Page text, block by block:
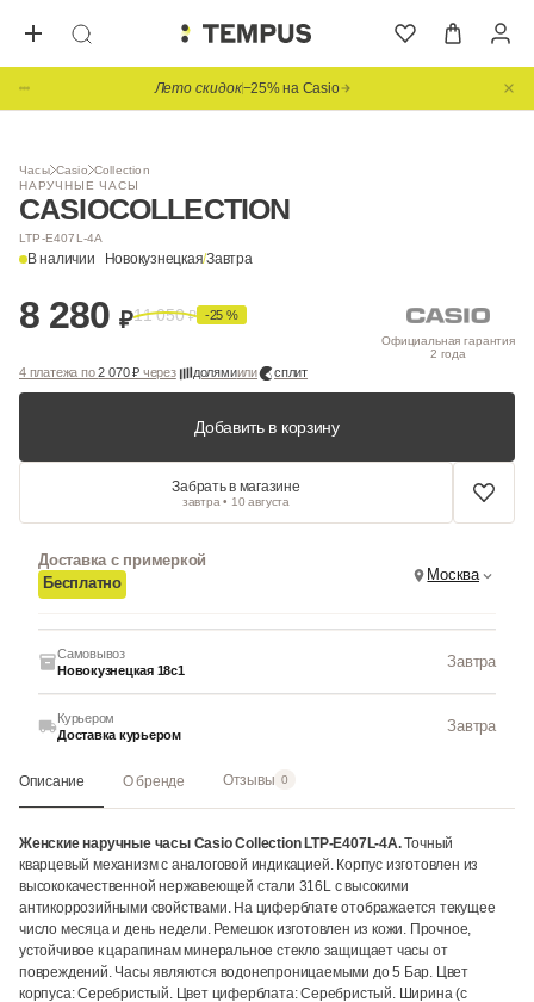
Лето скидок−25% на Casio
Часы Casio Collection
НАРУЧНЫЕ ЧАСЫ
CASIOCOLLECTION
LTP-E407L-4A
В наличии Новокузнецкая/Завтра
8 280 ₽11 050₽ -25 %
Официальная гарантия
2 года
4 платежа по2 070 ₽через долямиили сплит
Добавить в корзину
Забрать в магазине
завтра • 10 августа
Доставка с примеркой
Бесплатно
Москва
Самовывоз
Новокузнецкая 18с1
Завтра
Курьером
Доставка курьером
Завтра
Описание О бренде Отзывы 0
Женские наручные часы Casio Collection LTP-E407L-4A.Точный
кварцевый механизм с аналоговой индикацией. Корпус изготовлен из
высококачественной нержавеющей стали 316L с высокими
антикоррозийными свойствами. На циферблате отображается текущее
число месяца и день недели. Ремешок изготовлен из кожи. Прочное,
устойчивое к царапинам минеральное стекло защищает часы от
повреждений. Часы являются водонепроницаемыми до 5 Бар. Цвет
корпуса: Серебристый. Цвет циферблата: Серебристый. Ширина (с